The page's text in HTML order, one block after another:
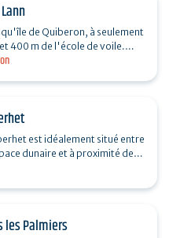
de Quiberon, à seulement
400 m de l'école de voile.
des vacances au calme.…
est idéalement situé entre
dunaire et à proximité de
se trouve à 2km. Le camping…
les Palmiers